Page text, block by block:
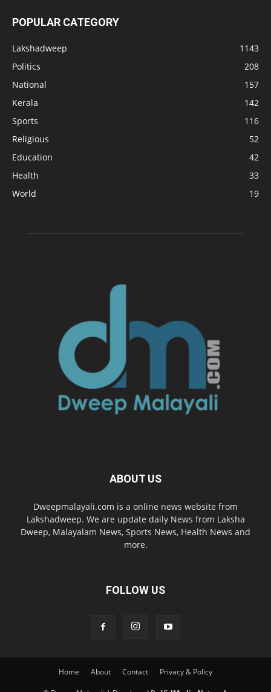
POPULAR CATEGORY
Lakshadweep
1143
Politics
208
National
157
Kerala
142
Sports
116
Religious
52
Education
42
Health
33
World
19
ABOUT US
Dweepmalayali.com is a online news website from
Lakshadweep. We are update daily News from Laksha
Dweep, Malayalam News, Sports News, Health News and
more.
FOLLOW US
Home About Contact Privacy & Policy